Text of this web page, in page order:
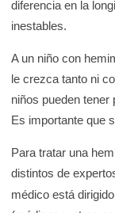
diferencia en la
inestables.
A un niño con
le crezca tanto ni
niños pueden tener
Es importante que
Para tratar una
distintos de
médico está